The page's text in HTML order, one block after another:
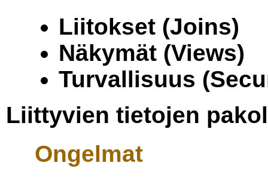
Liitokset (Joins)
Näkymät (Views)
Turvallisuus
Liittyvien tietojen
Ongelmat